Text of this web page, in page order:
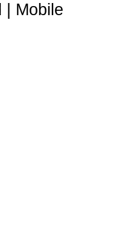
Mobile